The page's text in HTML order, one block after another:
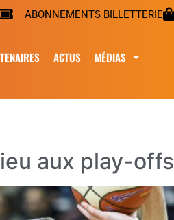
ABONNEMENTS BILLETTERIE
ACTUS MÉDIAS
aux play-offs